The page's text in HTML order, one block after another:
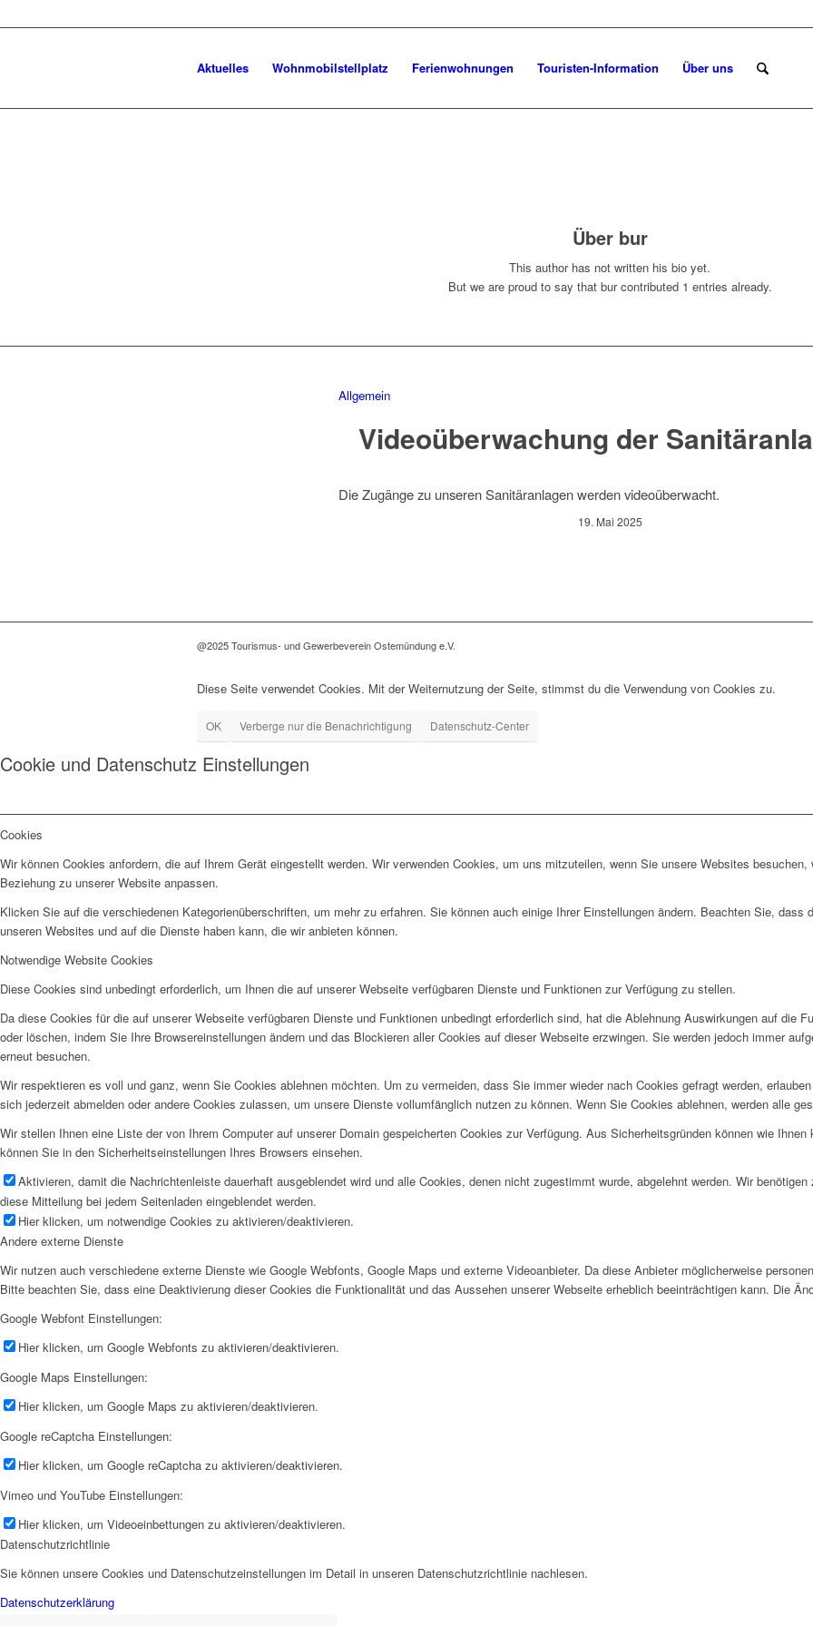
Aktuelles Wohnmobilstellplatz Ferienwohnungen Touristen-Information Über uns
Über bur
This author has not written his bio yet.
But we are proud to say that burcontributed 1 entries already.
Allgemein
Videoüberwachung der
Die Zugänge zu unseren Sanitäranlagen werden videoüberwacht.
19. Mai 2025
@2025 Tourismus- und Gewerbeverein Ostemündung e.V.
Diese Seite verwendet Cookies. Mit der Weiternutzung der Seite, stimmst du die Verwendung von Cookies zu.
OK Verberge nur die Benachrichtigung Datenschutz-Center
Cookie und Datenschutz Einstellungen
Cookies
Wir können Cookies anfordern, die auf Ihrem Gerät eingestellt werden. Wir verwenden Cookies, um uns mitzuteilen, wenn Sie unsere Websites
Beziehung zu unserer Website anpassen.
Klicken Sie auf die verschiedenen Kategorienüberschriften, um mehr zu erfahren. Sie können auch einige Ihrer Einstellungen ändern. Beachten Sie,
unseren Websites und auf die Dienste haben kann, die wir anbieten können.
Notwendige Website Cookies
Diese Cookies sind unbedingt erforderlich, um Ihnen die auf unserer Webseite verfügbaren Dienste und Funktionen zur Verfügung zu stellen.
Da diese Cookies für die auf unserer Webseite verfügbaren Dienste und Funktionen unbedingt erforderlich sind, hat die Ablehnung Auswirkungen auf die
oder löschen, indem Sie Ihre Browsereinstellungen ändern und das Blockieren aller Cookies auf dieser Webseite erzwingen. Sie werden jedoch immer
erneut besuchen.
Wir respektieren es voll und ganz, wenn Sie Cookies ablehnen möchten. Um zu vermeiden, dass Sie immer wieder nach Cookies gefragt werden,
sich jederzeit abmelden oder andere Cookies zulassen, um unsere Dienste vollumfänglich nutzen zu können. Wenn Sie Cookies ablehnen, werden alle
Wir stellen Ihnen eine Liste der von Ihrem Computer auf unserer Domain gespeicherten Cookies zur Verfügung. Aus Sicherheitsgründen können wie
können Sie in den Sicherheitseinstellungen Ihres Browsers einsehen.
Aktivieren, damit die Nachrichtenleiste dauerhaft ausgeblendet wird und alle Cookies, denen nicht zugestimmt wurde, abgelehnt werden. Wir
diese Mitteilung bei jedem Seitenladen eingeblendet werden.
Hier klicken, um notwendige Cookies zu aktivieren/deaktivieren.
Andere externe Dienste
Wir nutzen auch verschiedene externe Dienste wie Google Webfonts, Google Maps und externe Videoanbieter. Da diese Anbieter möglicherweise
Bitte beachten Sie, dass eine Deaktivierung dieser Cookies die Funktionalität und das Aussehen unserer Webseite erheblich beeinträchtigen kann. Die
Google Webfont Einstellungen:
Hier klicken, um Google Webfonts zu aktivieren/deaktivieren.
Google Maps Einstellungen:
Hier klicken, um Google Maps zu aktivieren/deaktivieren.
Google reCaptcha Einstellungen:
Hier klicken, um Google reCaptcha zu aktivieren/deaktivieren.
Vimeo und YouTube Einstellungen:
Hier klicken, um Videoeinbettungen zu aktivieren/deaktivieren.
Datenschutzrichtlinie
Sie können unsere Cookies und Datenschutzeinstellungen im Detail in unseren Datenschutzrichtlinie nachlesen.
Datenschutzerklärung